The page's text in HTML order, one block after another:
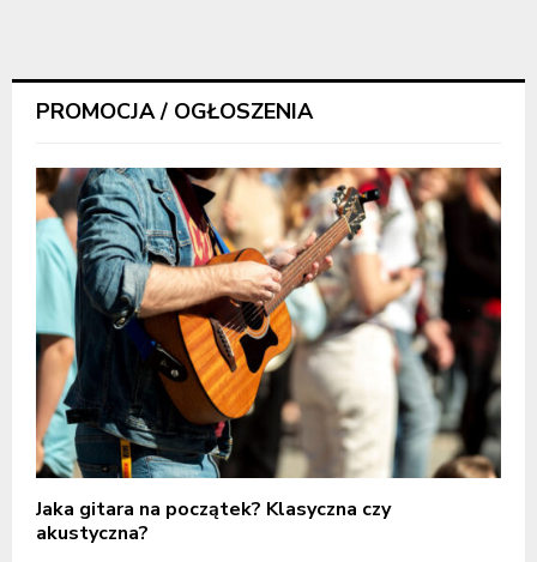
PROMOCJA / OGŁOSZENIA
Jaka gitara na początek? Klasyczna czy
akustyczna?